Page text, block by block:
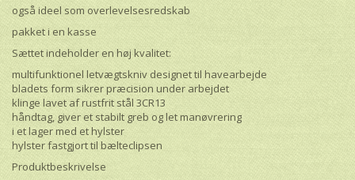
også ideel som overlevelsesredskab
pakket i en kasse
Sættet indeholder en høj kvalitet:
multifunktionel letvægtskniv designet til havearbejde
bladets form sikrer præcision under arbejdet
klinge lavet af rustfrit stål 3CR13
håndtag, giver et stabilt greb og let manøvrering
i et lager med et hylster
hylster fastgjort til bælteclipsen
Produktbeskrivelse